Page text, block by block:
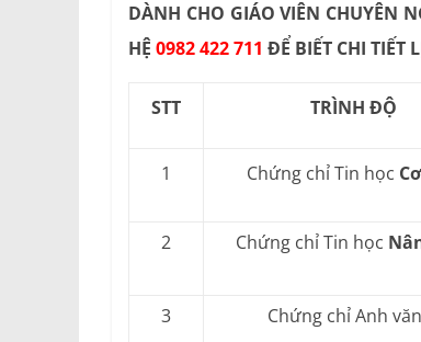
DÀNH CHO GIÁO VIÊN CHUYÊN
HỆ 0982 422 711 ĐỂ BIẾT CHI TIẾT
STT TRÌNH ĐỘ
1 Chứng chỉ Tin học
2
Chứng chỉ Tin học
3 Chứng chỉ Anh văn